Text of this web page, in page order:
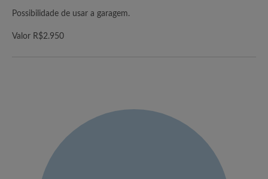
Possibilidade de usar a garagem.
Valor R$2.950